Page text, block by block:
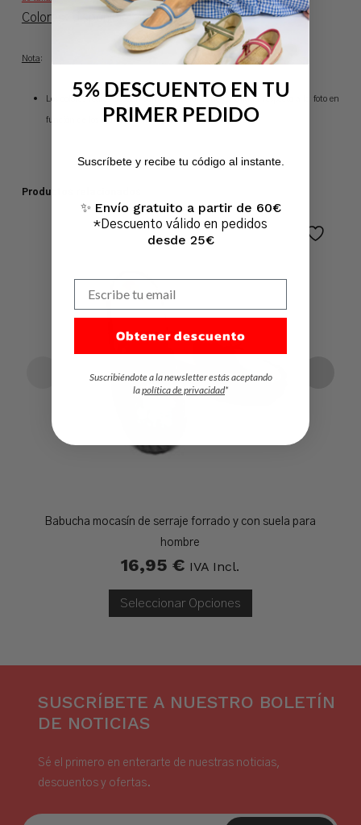
Colores : disponible en 17 colores
Nota:
Los colores reales pueden sufrir variaciones de tonalidad respecto a la foto en
función de los ajustes de brillo y contraste del monitor.
Productos relacionados
Babucha mocasín de serraje forrado y con suela para
hombre
16,95€ IVA Incl.
Seleccionar Opciones
SUSCRÍBETE A NUESTRO BOLETÍN
DE NOTICIAS
Sé el primero en enterarte de nuestras noticias,
descuentos y ofertas.
5% DESCUENTO EN TU
PRIMER PEDIDO
Suscríbete y recibe tu código al instante.
✨ Envío gratuito a partir de 60€
*Descuento válido en pedidos
desde 25€
Obtener descuento
Suscribiéndote a la newsletter estás aceptando
lapolítica de privacidad*